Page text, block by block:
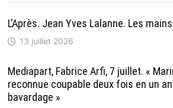
L’Après. Jean Yves Lalanne. Les
13 juillet 2026
Mediapart, Fabrice Arfi, 7 juillet. «
reconnue coupable deux fois en un
bavardage »